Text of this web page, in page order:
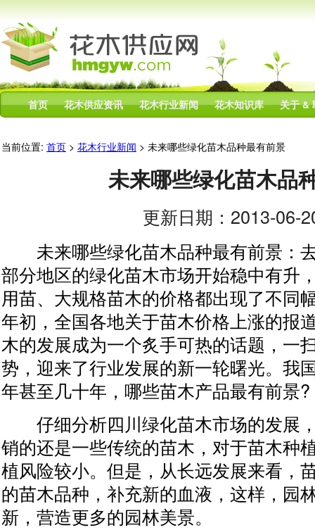
首页 花木供应资讯 花木行业新闻 花木知识库 关于 &
当前位置: 首页 > 花木行业新闻 > 未来哪些绿化苗木品种最有前景
未来哪些绿化苗木品
更新日期：2013-06-
未来哪些绿化苗木品种最有前景：
部分地区的绿化苗木市场开始稳中有升
用苗、大规格苗木的价格都出现了不同
年初，全国各地关于苗木价格上涨的报
木的发展成为一个炙手可热的话题，一
势，迎来了行业发展的新一轮曙光。我
年甚至几十年，哪些苗木产品最有前景?
仔细分析四川绿化苗木市场的发展
销的还是一些传统的苗木，对于苗木种
植风险较小。但是，从长远发展来看，
的苗木品种，补充新的血液，这样，园
新，营造更多的园林美景。